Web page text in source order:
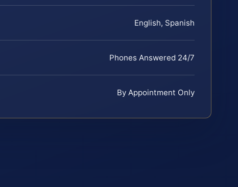
English, Spanish
Phones Answered 24/7
By Appointment Only